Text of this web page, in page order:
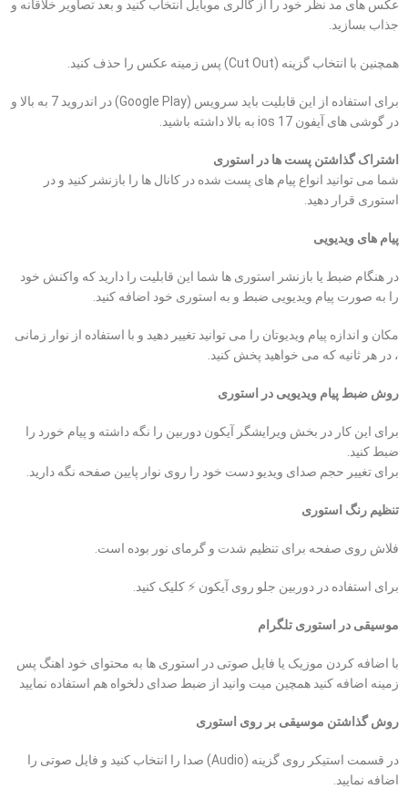
عکس های مد نظر خود را از گالری موبایل انتخاب کنید و بعد تصاویر خلاقانه و
جذاب بسازید.
همچنین با انتخاب گزینه (Cut Out) پس زمینه عکس را حذف کنید.
برای استفاده از این قابلیت باید سرویس (Google Play) در اندروید 7 به بالا و
در گوشی های آیفون ios 17 به بالا داشته باشید.
اشتراک گذاشتن پست ها در استوری
شما می توانید انواع پیام های پست شده در کانال ها را بازنشر کنید و در
استوری قرار دهید.
پیام های ویدیویی
در هنگام ضبط یا بازنشر استوری ها شما این قابلیت را دارید که واکنش خود
را به صورت پیام ویدیویی ضبط و به استوری خود اضافه کنید.
مکان و اندازه پیام ویدیوتان را می توانید تغییر دهید و با استفاده از نوار زمانی
، در هر ثانیه که می خواهید پخش کنید.
روش ضبط پیام ویدیویی در استوری
برای این کار در بخش ویرایشگر آیکون دوربین را نگه داشته و پیام خورد را
ضبط کنید.
برای تغییر حجم صدای ویدیو دست خود را روی نوار پایین صفحه نگه دارید.
تنظیم رنگ استوری
فلاش روی صفحه برای تنظیم شدت و گرمای نور بوده است.
برای استفاده در دوربین جلو روی آیکون ⚡️ کلیک کنید.
موسیقی در استوری تلگرام
با اضافه کردن موزیک یا فایل صوتی در استوری ها به محتوای خود اهنگ پس
زمینه اضافه کنید همچین میت وانید از ضبط صدای دلخواه هم استفاده نمایید
روش گذاشتن موسیقی بر روی استوری
در قسمت استیکر روی گزینه (Audio) صدا را انتخاب کنید و فایل صوتی را
اضافه نمایید.